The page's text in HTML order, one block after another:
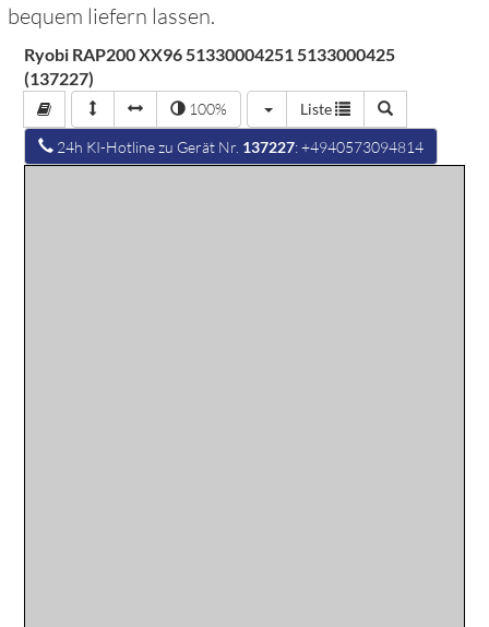
bequem liefern lassen.
Ryobi RAP200 XX96 51330004251 5133000425
(137227)
100% Liste
24h KI-Hotline zu Gerät Nr. 137227: +4940573094814